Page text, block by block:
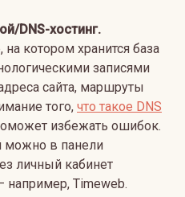
DNS-хостинг.
котором хранится база
записями
сайта, маршруты
того, что такое DNS
избежать ошибок.
можно в панели
личный кабинет
например, Timeweb.